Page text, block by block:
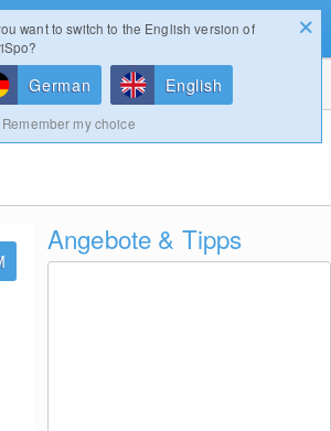
Magazin
Angebote & Tipps
Login
want to switch to the English version of
German English
Remember my choice
Gewinnspiele